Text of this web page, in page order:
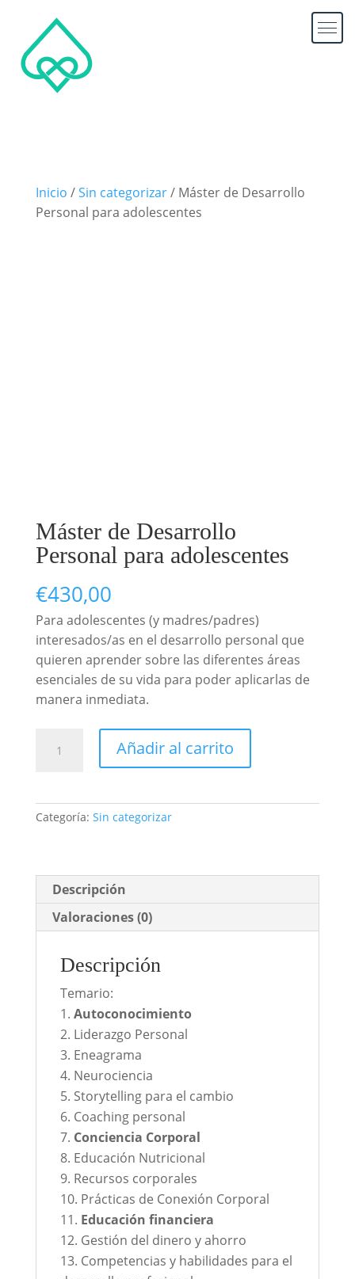
Inicio /Sin categorizar/ Máster de Desarrollo
Personal para adolescentes
Máster de Desarrollo
Personal para adolescentes
€430,00
Para adolescentes (y madres/padres)
interesados/as en el desarrollo personal que
quieren aprender sobre las diferentes áreas
esenciales de su vida para poder aplicarlas de
manera inmediata.
para
Añadir al carrito
Categoría: Sin categorizar
Descripción
Valoraciones (0)
Descripción
Temario:
Autoconocimiento
Liderazgo Personal
Eneagrama
Neurociencia
Storytelling para el cambio
Coaching personal
Conciencia Corporal
Educación Nutricional
Recursos corporales
Prácticas de Conexión Corporal
Educación financiera
Gestión del dinero y ahorro
Competencias y habilidades para el